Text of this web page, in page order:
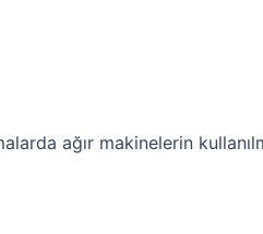
ağır makinelerin